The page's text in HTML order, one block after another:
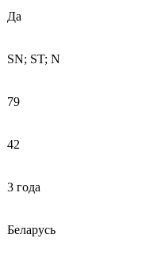
Да
SN; ST; N
79
42
3 года
Беларусь